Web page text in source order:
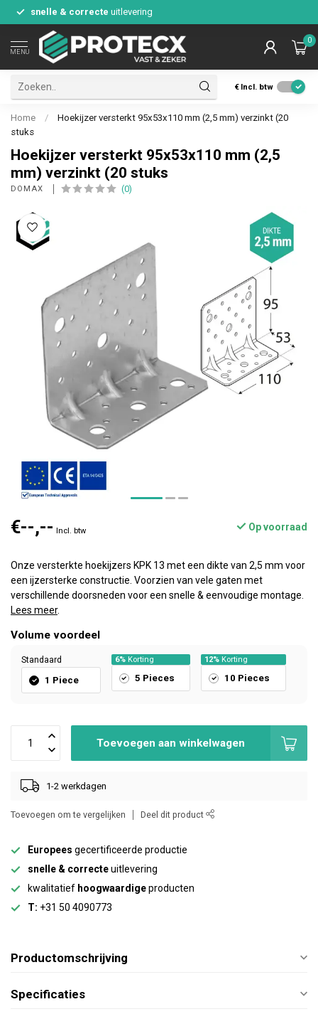
snelle & correcte uitlevering
MENU
0
€ Incl. btw
Home /
Hoekijzer versterkt 95x53x110 mm (2,5 mm) verzinkt (20
stuks
Hoekijzer versterkt 95x53x110 mm (2,5
mm) verzinkt (20 stuks
DOMAX (0)
€--,-- Incl. btw Op voorraad
Onze versterkte hoekijzers KPK 13 met een dikte van 2,5 mm voor
een ijzersterke constructie. Voorzien van vele gaten met
verschillende doorsneden voor een snelle & eenvoudige montage.
Lees meer.
Volume voordeel
Standaard
1 Piece
6%Korting
5 Pieces
12% Korting
10 Pieces
Toevoegen aan winkelwagen
1-2 werkdagen
Toevoegen om te vergelijken Deel dit product
Europees gecertificeerde productie
snelle & correcteuitlevering
kwalitatief hoogwaardigeproducten
T: +31 50 4090773
Productomschrijving
Specificaties